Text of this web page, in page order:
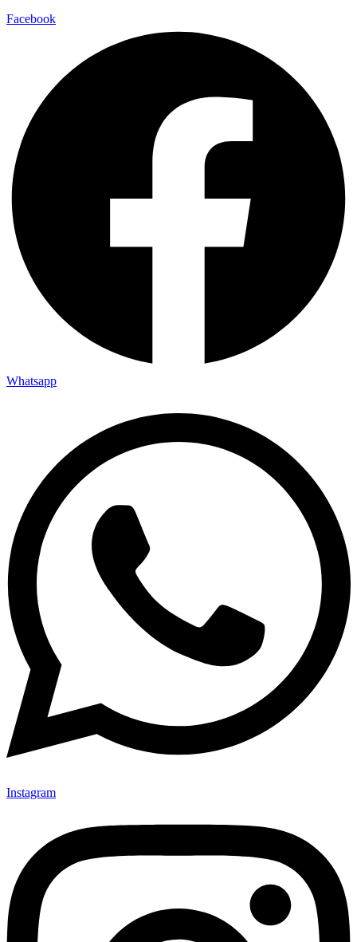
Facebook
Whatsapp
Instagram